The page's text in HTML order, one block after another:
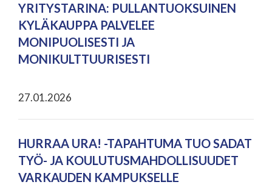
YRITYSTARINA: PULLANTUOKSUINEN
KYLÄKAUPPA PALVELEE
MONIPUOLISESTI JA
MONIKULTTUURISESTI
27.01.2026
HURRAA URA! -TAPAHTUMA TUO SADAT
TYÖ- JA KOULUTUSMAHDOLLISUUDET
VARKAUDEN KAMPUKSELLE